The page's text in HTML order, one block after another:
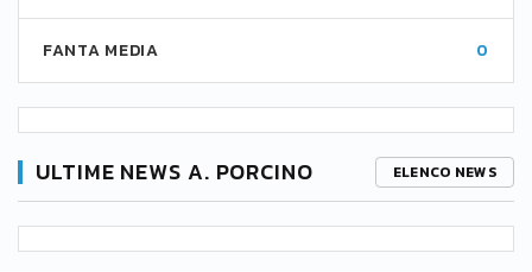
FANTA MEDIA 0
ULTIME NEWS A. PORCINO ELENCO NEWS